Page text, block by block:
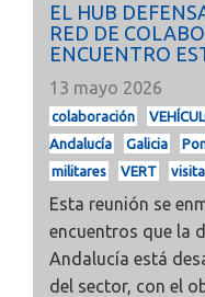
EL HUB
RED DE
ENCUENTRO
13 mayo 2026
colaboración
Andalucía
Galicia
militares
VERT
Esta reunión se
encuentros que la
Andalucía está
del sector, con el